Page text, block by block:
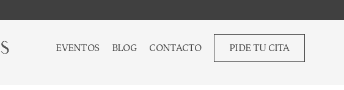
EVENTOS BLOG CONTACTO PIDE TU CITA